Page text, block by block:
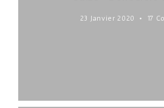
23 Janvier 2020 17